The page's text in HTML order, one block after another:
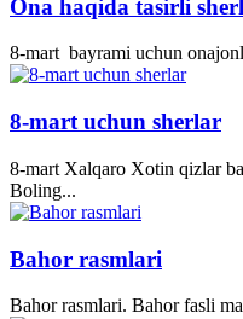
Ona haqida tasirli
8-mart bayrami uchun
8-mart uchun sherlar
8-mart Xalqaro Xotin qizlar
Boling...
Bahor rasmlari
Bahor rasmlari. Bahor fasli